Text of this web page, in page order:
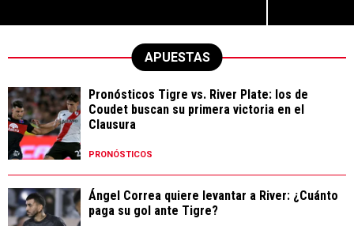
APUESTAS
Pronósticos Tigre vs. River Plate: los de
Coudet buscan su primera victoria en el
Clausura
PRONÓSTICOS
Ángel Correa quiere levantar a River: ¿Cuánto
paga su gol ante Tigre?